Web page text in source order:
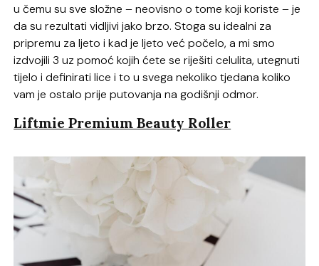
u čemu su sve složne – neovisno o tome koji koriste – je
da su rezultati vidljivi jako brzo. Stoga su idealni za
pripremu za ljeto i kad je ljeto već počelo, a mi smo
izdvojili 3 uz pomoć kojih ćete se riješiti celulita, utegnuti
tijelo i definirati lice i to u svega nekoliko tjedana koliko
vam je ostalo prije putovanja na godišnji odmor.
Liftmie Premium Beauty Roller